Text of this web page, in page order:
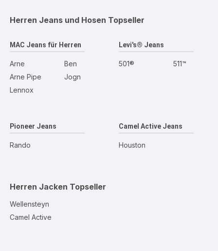
Herren Jeans und Hosen Topseller
MAC Jeans für Herren
Arne
Arne Pipe
Lennox
Ben
Jogn
Levi's® Jeans
501® 511™
Pioneer Jeans
Rando
Camel Active Jeans
Houston
Herren Jacken Topseller
Wellensteyn
Camel Active